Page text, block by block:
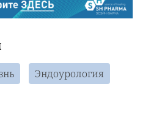
Эндоурология